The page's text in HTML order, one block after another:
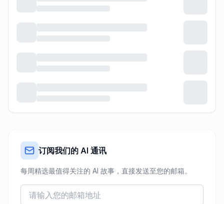
订阅我们的 AI 通讯
每周精选最值得关注的 AI 故事，直接发送至您的邮箱。